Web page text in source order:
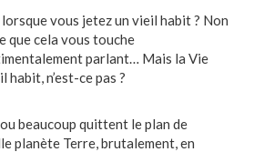
vous jetez un vieil habit ? Non
que cela vous touche
parlant… Mais la Vie
n’est-ce pas ?
beaucoup quittent le plan de
planète Terre, brutalement, en